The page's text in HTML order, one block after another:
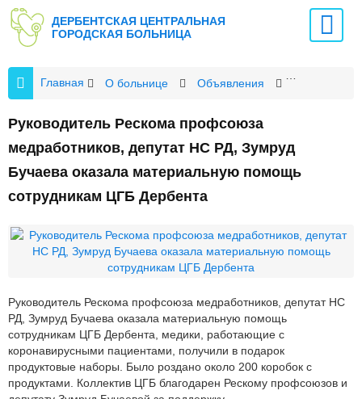
ДЕРБЕНТСКАЯ ЦЕНТРАЛЬНАЯ
ГОРОДСКАЯ БОЛЬНИЦА
Главная О больнице Объявления
Руководитель Рескома профсоюза
медработников, депутат НС РД, Зумруд
Бучаева оказала материальную помощь
сотрудникам ЦГБ Дербента
Руководитель Рескома профсоюза медработников, депутат НС
РД, Зумруд Бучаева оказала материальную помощь
сотрудникам ЦГБ Дербента, медики, работающие с
коронавирусными пациентами, получили в подарок
продуктовые наборы. Было роздано около 200 коробок с
продуктами. Коллектив ЦГБ благодарен Рескому профсоюзов и